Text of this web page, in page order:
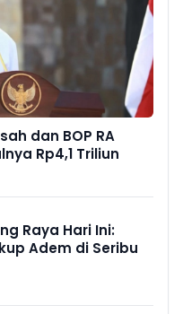
dan BOP RA
Rp4,1 Triliun
Raya Hari Ini:
Adem di Seribu